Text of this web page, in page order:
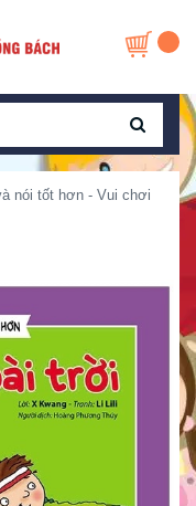
nói tốt hơn - Vui chơi